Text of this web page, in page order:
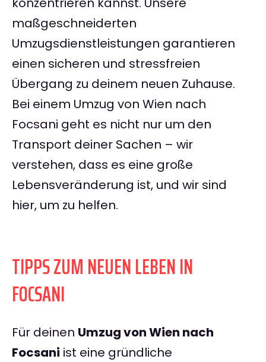
maßgeschneiderten
Umzugsdienstleistungen garantieren
einen sicheren und stressfreien
Übergang zu deinem neuen Zuhause.
Bei einem Umzug von Wien nach
Focsani geht es nicht nur um den
Transport deiner Sachen – wir
verstehen, dass es eine große
Lebensveränderung ist, und wir sind
hier, um zu helfen.
TIPPS ZUM NEUEN LEBEN IN
FOCSANI
Für deinen Umzug von Wien nach
Focsani ist eine gründliche